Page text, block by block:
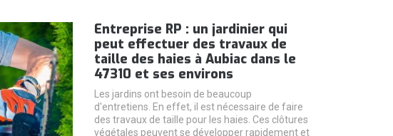
Entreprise RP : un jardinier qui
peut effectuer des travaux de
taille des haies à Aubiac dans le
47310 et ses environs
Les jardins ont besoin de beaucoup
d'entretiens. En effet, il est nécessaire de faire
des travaux de taille pour les haies. Ces clôtures
végétales peuvent se développer rapidement et